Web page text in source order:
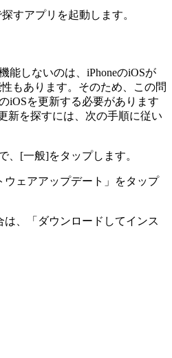
すアプリを起動します。
能しないのは、iPhoneのiOSが
もあります。そのため、この問
iOSを更新する必要があります
新を探すには、次の手順に従い
、[一般]をタップします。
ウェアアップデート」をタップ
は、「ダウンロードしてインス